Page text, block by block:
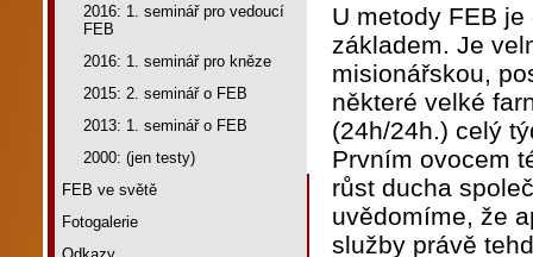
2016: 1. seminář pro vedoucí
FEB
2016: 1. seminář pro kněze
2015: 2. seminář o FEB
2013: 1. seminář o FEB
2000: (jen testy)
FEB ve světě
Fotogalerie
U metody FEB
základem. Je
misionářskou,
některé velké
(24h/24h.) celý
Prvním ovocem
růst ducha
uvědomíme, že
služby právě